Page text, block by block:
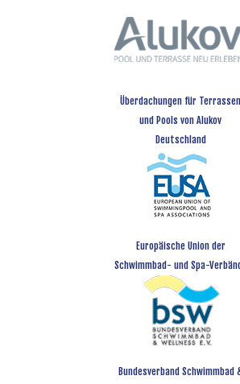
Überdachungen für Terrassen
und Pools von Alukov
Deutschland
Europäische Union der
Schwimmbad- und Spa-
Bundesverband Schwimmbad